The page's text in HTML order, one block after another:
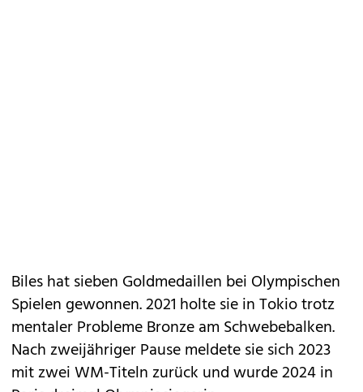
Biles hat sieben Goldmedaillen bei Olympischen
Spielen gewonnen. 2021 holte sie in Tokio trotz
mentaler Probleme Bronze am Schwebebalken.
Nach zweijähriger Pause meldete sie sich 2023
mit zwei WM-Titeln zurück und wurde 2024 in